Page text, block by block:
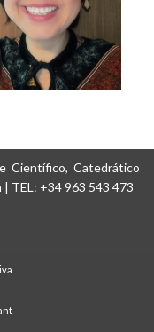
Científico, Catedrático
| TEL: +34 963 543 473